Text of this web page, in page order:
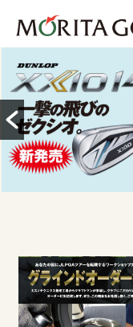
コ
ン
テ
ン
ツ
へ
ス
キ